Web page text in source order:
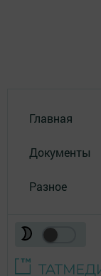
Главная
Документы
Разное